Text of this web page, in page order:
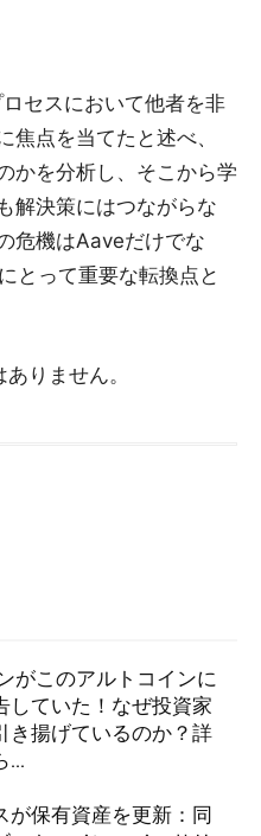
セスにおいて他者を非
焦点を当てたと述べ、
かを分析し、そこから学
解決策にはつながらな
危機はAaveだけでな
とって重要な転換点と
りません。
がこのアルトコインに
していた！なぜ投資家
き揚げているのか？詳
…
が保有資産を更新：同